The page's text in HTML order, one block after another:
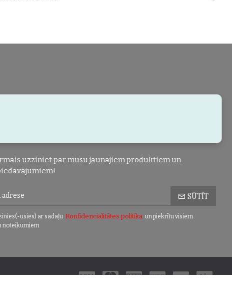
uzziniet par mūsu jaunajiem produktiem un
SŪTĪT
usies) ar sadaļu Konfidencialitātes politika un piekrītu visiem
noteikumiem